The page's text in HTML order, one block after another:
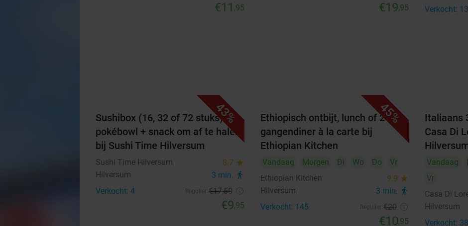
€11 ,95 €19,95 Verkocht:
43%
Sushibox (16, 32 of 72 stuks) of
pokébowl + snack om af te halen
bij Sushi Time Hilversum
Sushi Time Hilversum 8.7 star
Hilversum 3 min. directions_walk
Verkocht: 4 €17,50
€9,95
45%
Ethiopisch ontbijt, lunch of 2-
gangendiner à la carte bij
Ethiopian Kitchen
Vandaag Morgen Di Wo Do
Vr
Ethiopian Kitchen
9.9 star
Hilversum 3 min. directions_walk
Verkocht: 145 €20
€10,95
Italiaans
Casa Di
Vandaag
Vr
Casa Di
Hilversum
Verkocht: